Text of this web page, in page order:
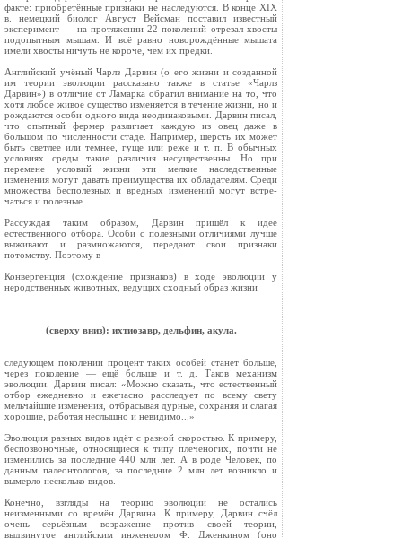
факте: приобре­тённые признаки не наследуются. В конце XIX
в. немецкий биолог Август Вейсман по­ставил известный
эксперимент — на протяже­нии 22 поколений отрезал хвосты
подопытным мышам. И всё равно новорождённые мышата
имели хвосты ничуть не короче, чем их предки.
Английский учёный Чарлз Дарвин (о его жиз­ни и созданной
им теории эволюции рассказано также в статье «Чарлз
Дарвин») в отличие от Ламарка обратил внимание на то, что
хотя любое живое существо изменяется в течение жизни, но и
рождаются особи одного вида неодинаковыми. Дарвин писал,
что опытный фермер различает каждую из овец даже в
большом по численности стаде. Например, шерсть их может
быть светлее или темнее, гуще или реже и т. п. В обычных
условиях среды такие различия несущественны. Но при
перемене условий жизни эти мелкие наследственные
изменения могут давать пре­имущества их обладателям. Среди
множества бесполезных и вредных изменений могут встре­
чаться и полезные.
Рассуждая таким образом, Дарвин пришёл к идее
естественного отбора. Особи с полезными отличиями лучше
выживают и размножаются, передают свои признаки
потомству. Поэтому в
Конвергенция (схождение признаков) в ходе эволюции у
неродственных животных, ведущих сходный образ жизни
(сверху вниз): ихтиозавр, дельфин, акула.
следующем поколении процент таких особей ста­нет больше,
через поколение — ещё больше и т. д. Таков механизм
эволюции. Дарвин писал: «Можно сказать, что естественный
отбор еже­дневно и ежечасно расследует по всему свету
мельчайшие изменения, отбрасывая дурные, со­храняя и слагая
хорошие, работая неслышно и невидимо...»
Эволюция разных видов идёт с разной скоро­стью. К примеру,
беспозвоночные, относящиеся к типу плеченогих, почти не
изменились за последние 440 млн лет. А в роде Человек, по
данным палеонтологов, за последние 2 млн лет возникло и
вымерло несколько видов.
Конечно, взгляды на теорию эволюции не остались
неизменными со времён Дарвина. К примеру, Дарвин счёл
очень серьёзным возра­жение против своей теории,
выдвинутое англий­ским инженером Ф. Дженкином (оно